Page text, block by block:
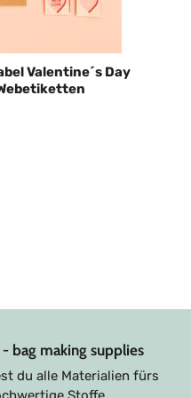
Valentine´s Day
bag making supplies
du alle Materialien fürs